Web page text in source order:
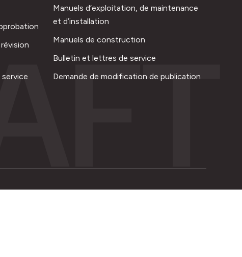
service
Manuels d’exploitation, de maintenance
et d’installation
Manuels de construction
Bulletin et lettres de service
Demande de modification de publication